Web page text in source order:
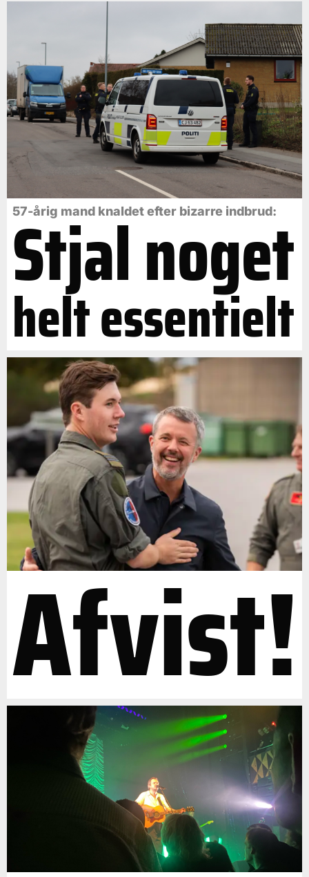
57-årig mand knaldet efter bizarre indbrud:
Stjal noget
helt essentielt
Afvist!